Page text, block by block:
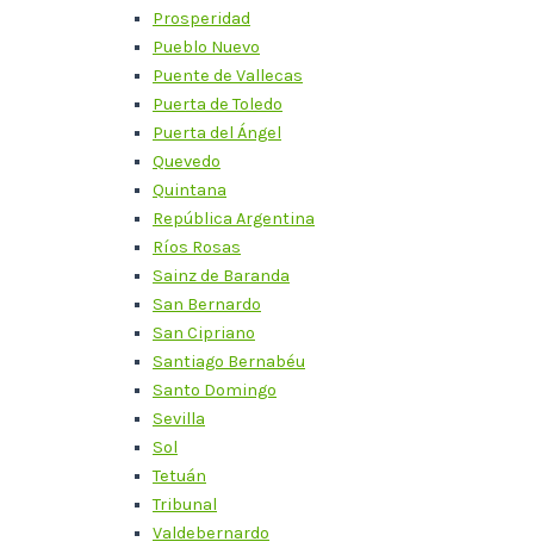
Prosperidad
Pueblo Nuevo
Puente de Vallecas
Puerta de Toledo
Puerta del Ángel
Quevedo
Quintana
República Argentina
Ríos Rosas
Sainz de Baranda
San Bernardo
San Cipriano
Santiago Bernabéu
Santo Domingo
Sevilla
Sol
Tetuán
Tribunal
Valdebernardo